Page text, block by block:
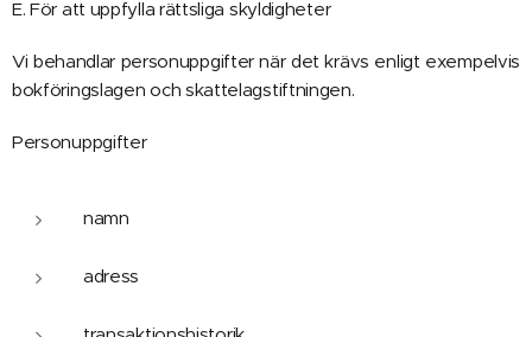
E. För att uppfylla rättsliga skyldigheter
Vi behandlar personuppgifter när det krävs enligt exempelvis
bokföringslagen och skattelagstiftningen.
Personuppgifter
namn
adress